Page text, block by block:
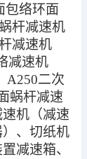
包络环面
杆减速机
减速机
减速机
A250二次
蜗杆减速
速机（减速
）、切纸机
减速箱、